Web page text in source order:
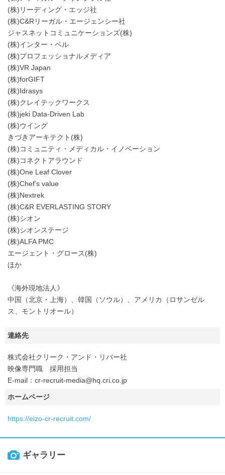
(株)リーディング・エッジ社
(株)C&Rリーガル・エージェンシー社
ジャスネットコミュニケーションズ(株)
(株)インター・ベル
(株)プロフェッショナルメディア
(株)VR Japan
(株)forGIFT
(株)Idrasys
(株)クレイテックワークス
(株)jeki Data-Driven Lab
(株)ウイング
きづきアーキテクト(株)
(株)コミュニティ・メディカル・イノベーション
(株)コネクトアラウンド
(株)One Leaf Clover
(株)Chef’s value
(株)Nextrek
(株)C&R EVERLASTING STORY
(株)シオン
(株)シオンステージ
(株)ALFA PMC
エージェント・グロース(株)
ほか
《海外現地法人》
中国（北京・上海）、韓国（ソウル）、アメリカ（ロサンゼル
ス、モントリオール）
連絡先
株式会社クリーク・アンド・リバー社
映像専門職 採用担当
E-mail：cr-recruit-media@hq.cri.co.jp
ホームページ
https://eizo-cr-recruit.com/
ギャラリー